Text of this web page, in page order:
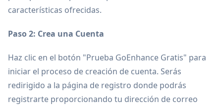
características ofrecidas.
Paso 2: Crea una Cuenta
Haz clic en el botón "Prueba GoEnhance Gratis" para
iniciar el proceso de creación de cuenta. Serás
redirigido a la página de registro donde podrás
registrarte proporcionando tu dirección de correo